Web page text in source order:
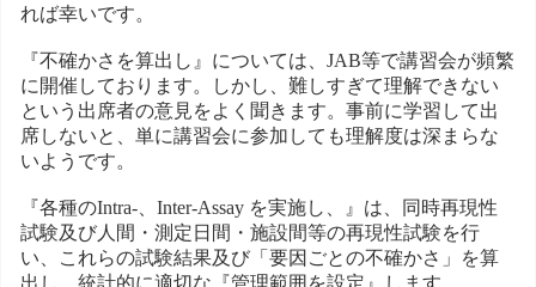
れば幸いです。
『不確かさを算出し』については、JAB等で講習会が頻繁
に開催しております。しかし、難しすぎて理解できない
という出席者の意見をよく聞きます。事前に学習して出
席しないと、単に講習会に参加しても理解度は深まらな
いようです。
『各種のIntra-、Inter-Assay を実施し、』は、同時再現性
試験及び人間・測定日間・施設間等の再現性試験を行
い、これらの試験結果及び「要因ごとの不確かさ」を算
出し、統計的に適切な『管理範囲を設定』します。